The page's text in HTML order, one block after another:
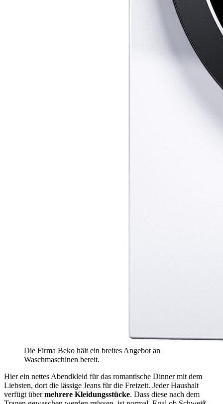
Die Firma Beko hält ein breites Angebot an
Waschmaschinen bereit.
Hier ein nettes Abendkleid für das romantische Dinner mit dem
Liebsten, dort die lässige Jeans für die Freizeit. Jeder Haushalt
verfügt übermehrere Kleidungsstücke. Dass diese nach dem